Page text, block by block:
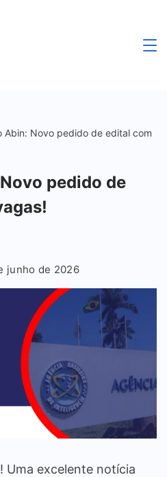
Abin: Novo pedido de edital com
pedido de
junho de 2026
Uma excelente notícia